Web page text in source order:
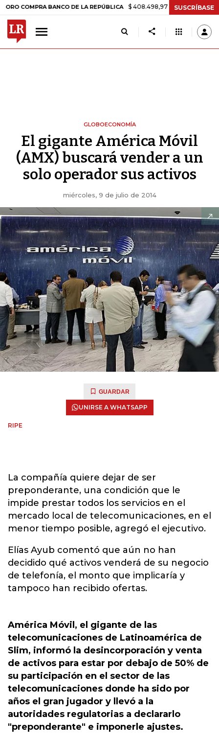
BANCO DE LA REPÚBLICA $ 408.498,97 +$ 8.753,81 +2,19%
SUSCRÍBASE
GLOBOECONOMÍA
El gigante América Móvil
(AMX) buscará vender a un
solo operador sus activos
miércoles, 9 de julio de 2014
GUARDAR
UNIRSE A WHATSAPP
RIPE
La compañía quiere dejar de ser
preponderante, una condición que le
impide prestar todos los servicios en el
mercado local de telecomunicaciones, en el
menor tiempo posible, agregó el ejecutivo.
Elías Ayub comentó que aún no han
decidido qué activos venderá de su negocio
de telefonía, el monto que implicaría y
tampoco han recibido ofertas.
América Móvil, el gigante de las
telecomunicaciones de Latinoamérica de
Slim, informó la desincorporación y venta
de activos para estar por debajo de 50% de
su participación en el sector de las
telecomunicaciones donde ha sido por
años el gran jugador y llevó a la
autoridades regulatorias a declararlo
"preponderante" e imponerle ajustes.